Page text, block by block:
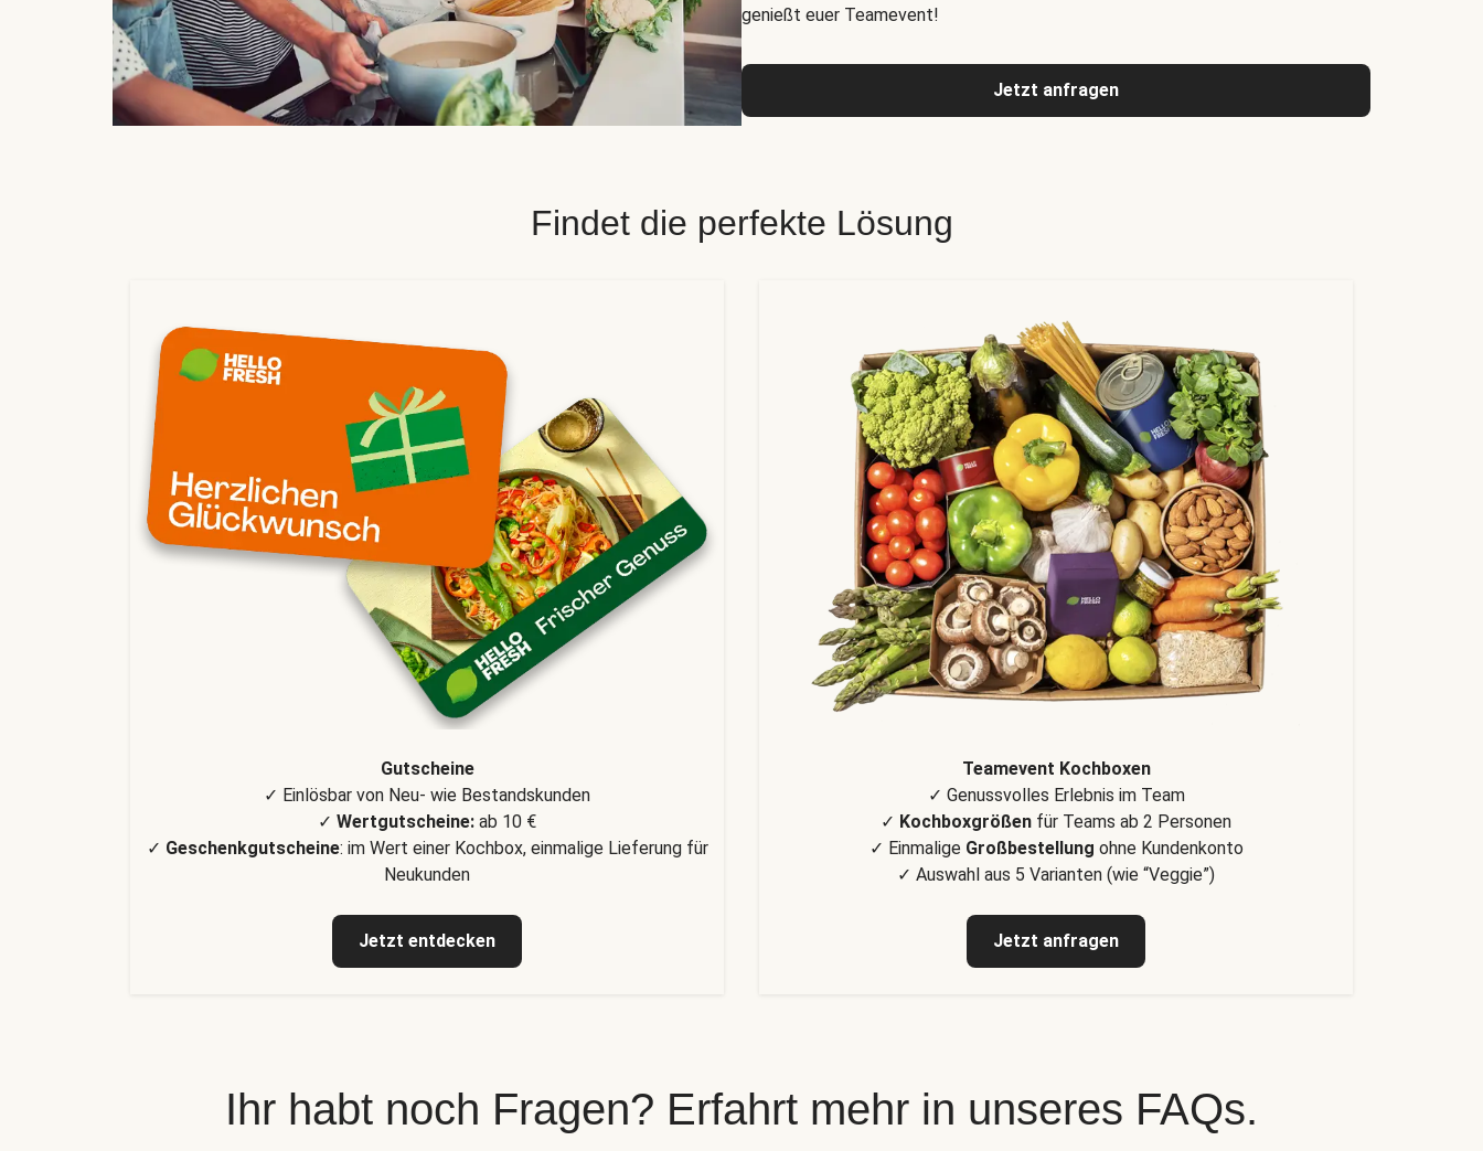
genießt euer Teamevent!
Jetzt anfragen
Findet die perfekte Lösung
Gutscheine
✓ Einlösbar von Neu- wie Bestandskunden
✓ Wertgutscheine: ab 10 €
✓ Geschenkgutscheine: im Wert einer Kochbox, einmalige Lieferung für
Neukunden
Jetzt entdecken
Teamevent Kochboxen
✓ Genussvolles Erlebnis im Team
✓ Kochboxgrößen für Teams ab 2 Personen
✓ Einmalige Großbestellung ohne Kundenkonto
✓ Auswahl aus 5 Varianten (wie “Veggie”)
Jetzt anfragen
Ihr habt noch Fragen? Erfahrt mehr in unseres FAQs.